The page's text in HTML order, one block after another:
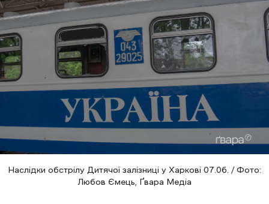
Наслідки обстрілу Дитячої залізниці у Харкові 07.06. / Фото:
Любов Ємець, Ґвара Медіа